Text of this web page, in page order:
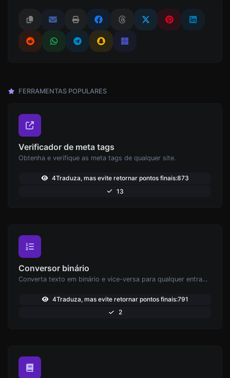
FERRAMENTAS POPULARES
Verificador de meta tags
Obtenha e verifique as meta tags de qualquer site.
4Traduza, mas evite retornar pontos finais:873
13
Conversor binário
Converta texto em binário e vice-versa para qualquer entrada de string.
4Traduza, mas evite retornar pontos finais:791
2